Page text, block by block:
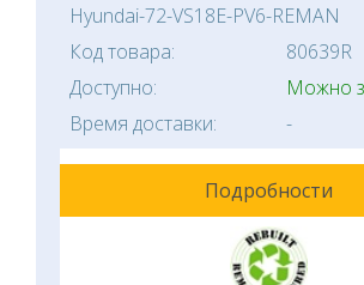
Hyundai-72-VS18E-PV6-REMAN
Код товара:
80639R
Доступно:
Можно
Время доставки:
-
Подробности